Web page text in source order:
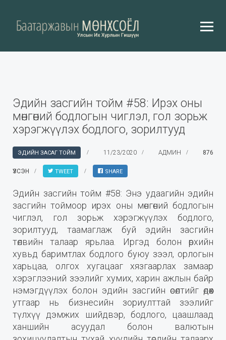
Эдийн засгийн тойм #58: Ирэх оны
мөнгөний бодлогын чиглэл, гол зорьж
хэрэгжүүлэх бодлого, зорилтууд
ЭДИЙН ЗАСАГ ТОЙМ 11/23/2020 АДМИН 876
ҮЗСЭН TWEET SHARE
Эдийн засгийн тойм #58: Энэ удаагийн эдийн
засгийн тоймоор ирэх оны мөнгөний бодлогын
чиглэл, гол зорьж хэрэгжүүлэх бодлого,
зорилтууд, таамаглаж буй эдийн засгийн
төлвийн талаар ярьлаа. Иргэд болон өрхийн
хувьд баримтлах бодлого буюу зээл, орлогын
харьцаа, олгох хугацааг хязгаарлах замаар
хэрэглээний зээлийг хумих, харин ажлын байр
нэмэгдүүлэх болон эдийн засгийн өсөлтийг өдөөх
утгаар нь бизнесийн зориулттай зээлийг
түлхүү дэмжих шийдвэр, бодлого, цаашлаад
ханшийн асуудал болон валютын